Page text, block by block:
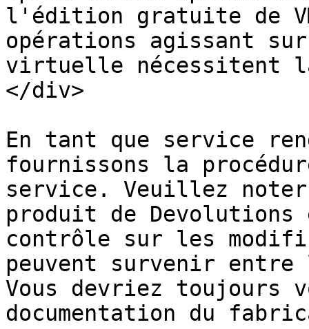
l'édition gratuite de
opérations agissant
virtuelle nécessitent
</div>
En tant que service
fournissons la
service. Veuillez
produit de Devolutions
contrôle sur les
peuvent survenir entre
Vous devriez toujours
documentation du